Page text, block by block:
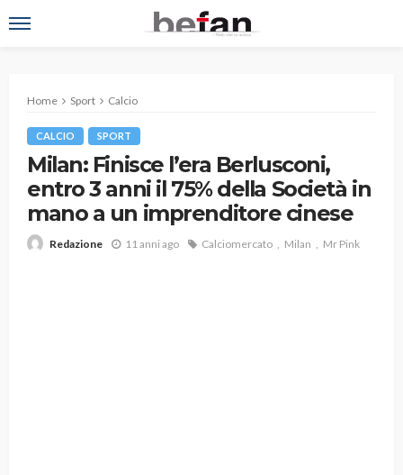
Home Sport Calcio
CALCIO SPORT
Milan: Finisce l’era Berlusconi,
entro 3 anni il 75% della Società in
mano a un imprenditore cinese
Redazione 11 anni ago Calciomercato Milan Mr Pink